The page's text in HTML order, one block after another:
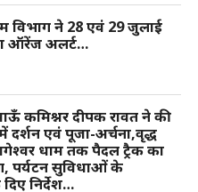
विभाग ने 28 एवं 29 जुलाई
ऑरेंज अलर्ट…
कमिश्नर दीपक रावत ने की
दर्शन एवं पूजा-अर्चना,वृद्ध
धाम तक पैदल ट्रैक का
पर्यटन सुविधाओं के
निर्देश…